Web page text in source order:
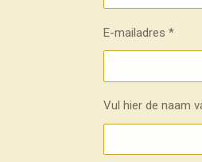
E-mailadres *
Vul hier de naam